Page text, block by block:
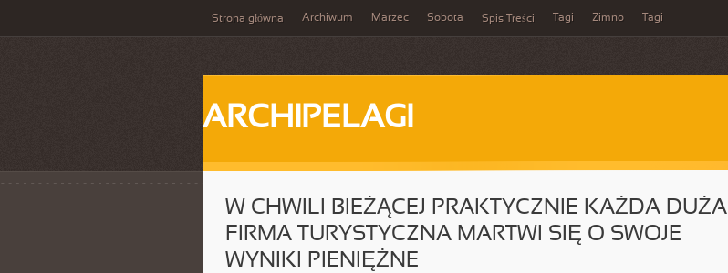
Strona główna Archiwum Marzec Sobota Spis Treści Tagi Zimno Tagi
ARCHIPELAGI
W CHWILI BIEŻĄCEJ PRAKTYCZNIE KAŻDA DUŻA
FIRMA TURYSTYCZNA MARTWI SIĘ O SWOJE
WYNIKI PIENIĘŻNE